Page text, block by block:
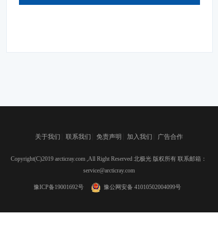
关于我们 联系我们 免责声明 加入我们 广告合作
Copyright(C)2019 arcticray.com ,All Right Reserved 北极光 版权所有 联系邮箱：
service@arcticray.com
豫ICP备19001692号 豫公网安备 41010502004099号